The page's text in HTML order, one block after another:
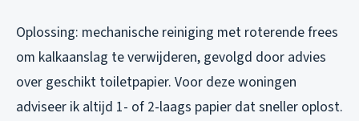
Oplossing: mechanische reiniging met roterende frees
om kalkaanslag te verwijderen, gevolgd door advies
over geschikt toiletpapier. Voor deze woningen
adviseer ik altijd 1- of 2-laags papier dat sneller oplost.